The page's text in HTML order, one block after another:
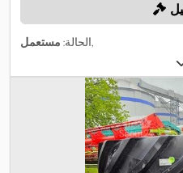
الحالة: مستعمل ,